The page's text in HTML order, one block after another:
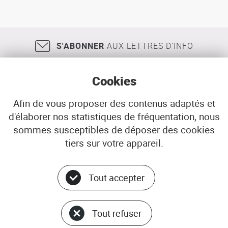
S'ABONNER AUX LETTRES D'INFO
18, rue Jean Jaurès 29200 BREST
02 98 33 51 71
CONTACT
© ADEUPa
PLAN DU SITE
DONNÉES PERSONNELLES
Cookies
Afin de vous proposer des contenus adaptés et
d'élaborer nos statistiques de fréquentation, nous
sommes susceptibles de déposer des cookies
tiers sur votre appareil.
Tout accepter
Tout refuser